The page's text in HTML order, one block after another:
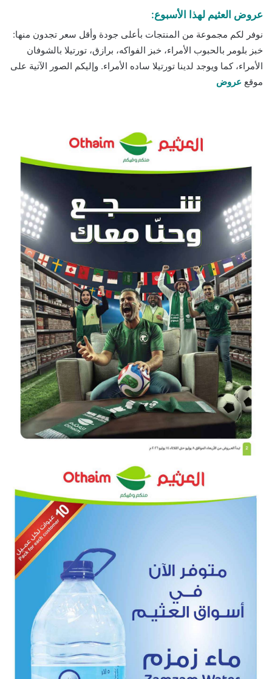
عروض العثيم لهذا الأسبوع:
نوفر لكم مجموعة من المنتجات بأعلى جودة وأقل سعر تجدون منها:
خبز بلومر بالحبوب الأمراء، خبز الفواكه، برازق، تورتيلا بالشوفان
الأمراء، كما ويوجد لدينا تورتيلا ساده الأمراء. وإليكم الصور الآتية على
موقع عروض